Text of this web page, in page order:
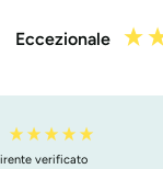
Eccezionale
verificato